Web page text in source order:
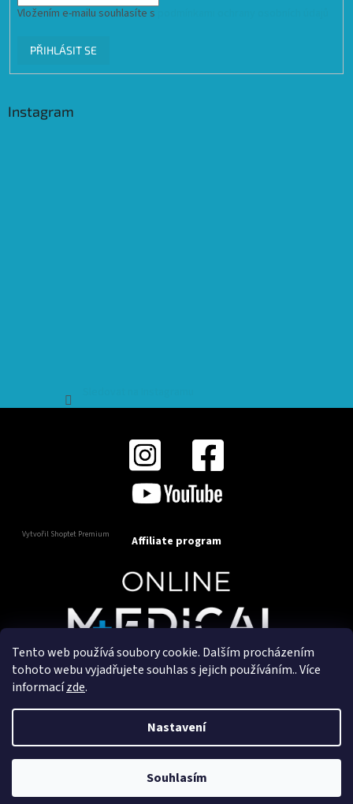
Tento web používá soubory cookie. Dalším procházením
tohoto webu vyjadřujete souhlas s jejich používáním.. Více
informacízde.
Nastavení
Souhlasím
Vložením e-mailu souhlasíte s
PŘIHLÁSIT SE
Instagram
Vytvořil Shoptet Premium Affiliate program
Copyright 2025OnlineMedical.cz. Všechna práva
Vytvořil a marketingově zajišťuje